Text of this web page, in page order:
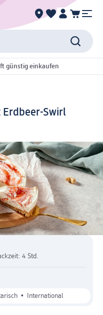
günstig einkaufen
Erdbeer-Swirl
4 Std.
• International